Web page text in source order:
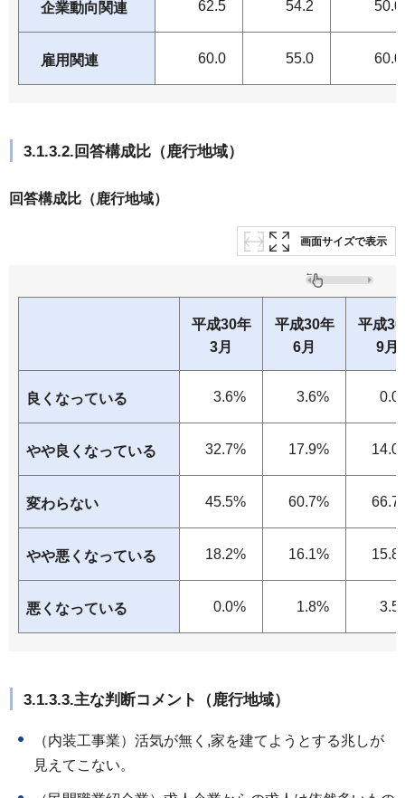
企業動向関連 62.5 54.2 50.0
雇用関連 60.0 55.0 60.0
3.1.3.2.回答構成比（鹿行地域）
回答構成比（鹿行地域）
画面サイズで表示
平成30年
3月
平成30年
6月
平成
9月
良くなっている 3.6% 3.6%
やや良くなっている 32.7% 17.9%
変わらない 45.5% 60.7%
やや悪くなっている 18.2% 16.1%
悪くなっている 0.0% 1.8%
3.1.3.3.主な判断コメント（鹿行地域）
（内装工事業）活気が無く,家を建てようとする兆しが
見えてこない。